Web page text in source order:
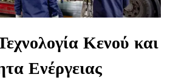
Κενού και
Ενέργειας